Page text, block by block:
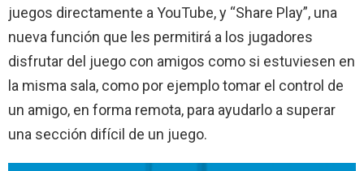
juegos directamente a YouTube, y “Share Play”, una
nueva función que les permitirá a los jugadores
disfrutar del juego con amigos como si estuviesen en
la misma sala, como por ejemplo tomar el control de
un amigo, en forma remota, para ayudarlo a superar
una sección difícil de un juego.